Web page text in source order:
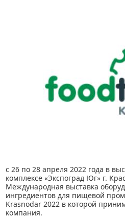
с 26 по 28 апреля 2022 года в
комплексе «Экспоград Юг» г.
Международная выставка
ингредиентов для пищевой
Krasnodar 2022 в которой
компания.